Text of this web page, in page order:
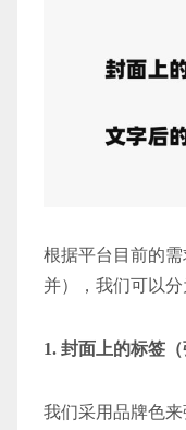
根据平台目前的
并），我们可以分
1. 封面上的标签（
我们采用品牌色